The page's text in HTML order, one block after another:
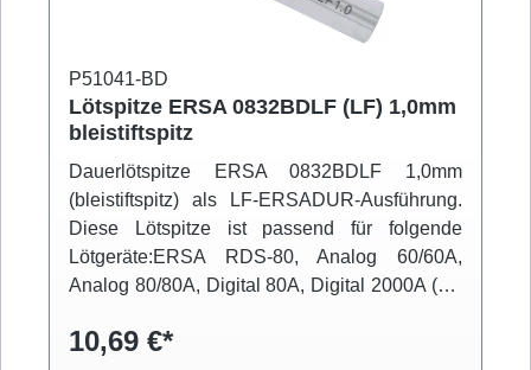
P51041-BD
Lötspitze ERSA 0832BDLF (LF) 1,0mm
bleistiftspitz
Dauerlötspitze ERSA 0832BDLF 1,0mm
(bleistiftspitz) als LF-ERSADUR-Ausführung.
Diese Lötspitze ist passend für folgende
Lötgeräte:ERSA RDS-80, Analog 60/60A,
Analog 80/80A, Digital 80A, Digital 2000A (mit
(mit Powertool), MS 6000, MS 8000/D, Multi-
10,69 €*